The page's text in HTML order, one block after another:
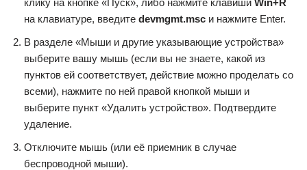
клику на кнопке «Пуск», либо нажмите клавиши Win+R
на клавиатуре, введите devmgmt.msc и нажмите Enter.
В разделе «Мыши и другие указывающие устройства»
выберите вашу мышь (если вы не знаете, какой из
пунктов ей соответствует, действие можно проделать со
всеми), нажмите по ней правой кнопкой мыши и
выберите пункт «Удалить устройство». Подтвердите
удаление.
Отключите мышь (или её приемник в случае
беспроводной мыши).